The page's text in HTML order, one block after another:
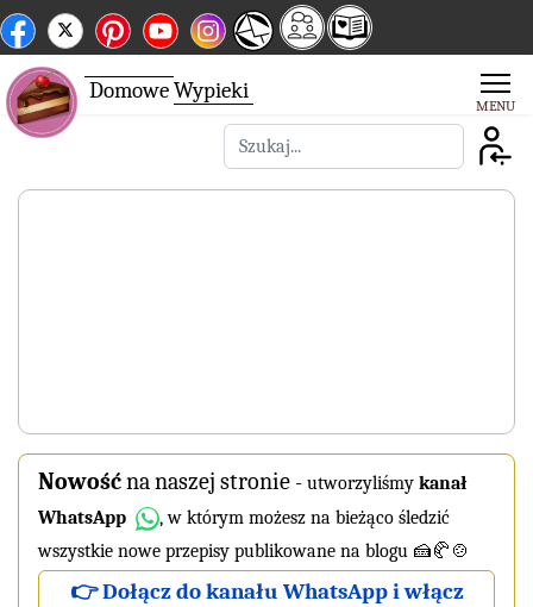
DomoweWypieki
Szukaj
Nowośćna naszej stronie - utworzyliśmy kanał
WhatsApp
, w którym możesz na bieżąco śledzić
wszystkie nowe przepisy publikowane na blogu 🍰🥐🍲
👉 Dołącz do kanału WhatsApp i włącz